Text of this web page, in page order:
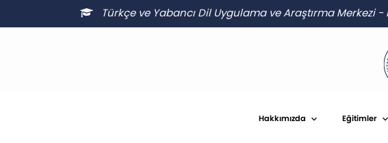
Türkçe ve Yabancı Dil Uygulama ve Araştırma Merkezi-
Hakkımızda Eğitimler